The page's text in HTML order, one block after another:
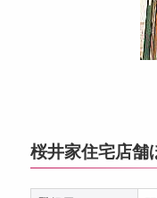
桜井家住宅店舗